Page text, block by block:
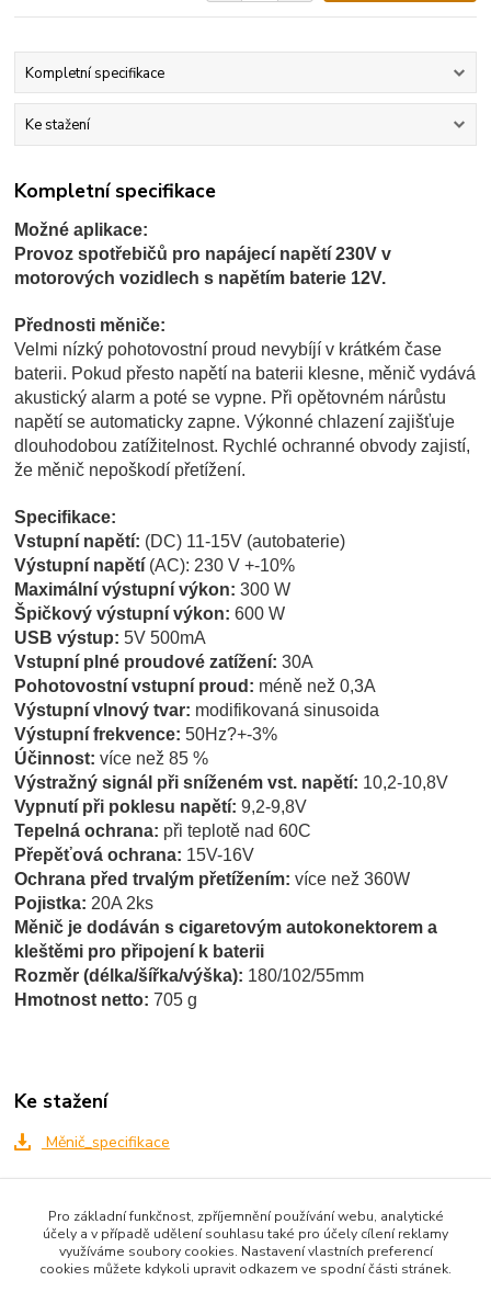
Kompletní specifikace
Ke stažení
Kompletní specifikace
Možné aplikace:
Provoz spotřebičů pro napájecí napětí 230V v
motorových vozidlech s napětím baterie 12V.
Přednosti měniče:
Velmi nízký pohotovostní proud nevybíjí v krátkém čase
baterii. Pokud přesto napětí na baterii klesne, měnič vydává
akustický alarm a poté se vypne. Při opětovném nárůstu
napětí se automaticky zapne. Výkonné chlazení zajišťuje
dlouhodobou zatížitelnost. Rychlé ochranné obvody zajistí,
že měnič nepoškodí přetížení.
Specifikace:
Vstupní napětí: (DC) 11-15V (autobaterie)
Výstupní napětí (AC): 230 V +-10%
Maximální výstupní výkon: 300 W
Špičkový výstupní výkon: 600 W
USB výstup: 5V 500mA
Vstupní plné proudové zatížení: 30A
Pohotovostní vstupní proud: méně než 0,3A
Výstupní vlnový tvar: modifikovaná sinusoida
Výstupní frekvence: 50Hz?+-3%
Účinnost: více než 85 %
Výstražný signál při sníženém vst. napětí: 10,2-10,8V
Vypnutí při poklesu napětí: 9,2-9,8V
Tepelná ochrana: při teplotě nad 60C
Přepěťová ochrana: 15V-16V
Ochrana před trvalým přetížením: více než 360W
Pojistka: 20A 2ks
Měnič je dodáván s cigaretovým autokonektorem a
kleštěmi pro připojení k baterii
Rozměr (délka/šířka/výška): 180/102/55mm
Hmotnost netto: 705 g
Ke stažení
Měnič_specifikace
Zboží zařazeno v kategoriích
AKCE / SLEVA
Pro základní funkčnost, zpříjemnění používání webu, analytické
účely a v případě udělení souhlasu také pro účely cílení reklamy
využíváme soubory cookies. Nastavení vlastních preferencí
cookies můžete kdykoli upravit odkazem ve spodní části stránek.